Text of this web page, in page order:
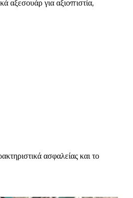
για αξιοπιστία,
ασφαλείας και το